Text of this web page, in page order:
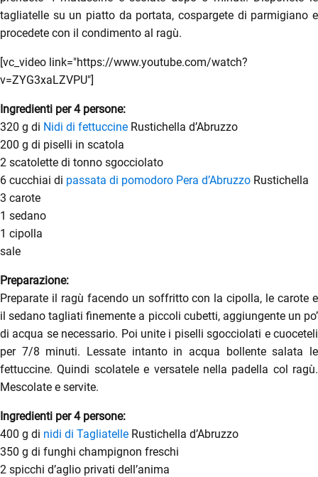
tagliatelle su un piatto da portata, cospargete di parmigiano e
procedete con il condimento al ragù.
[vc_video link="https://www.youtube.com/watch?
v=ZYG3xaLZVPU"]
Ingredienti per 4 persone:
320 g di Nidi di fettuccine Rustichella d’Abruzzo
200 g di piselli in scatola
2 scatolette di tonno sgocciolato
6 cucchiai di passata di pomodoro Pera d’Abruzzo Rustichella
3 carote
1 sedano
1 cipolla
sale
Preparazione:
Preparate il ragù facendo un soffritto con la cipolla, le carote e
il sedano tagliati finemente a piccoli cubetti, aggiungente un po’
di acqua se necessario. Poi unite i piselli sgocciolati e cuoceteli
per 7/8 minuti. Lessate intanto in acqua bollente salata le
fettuccine. Quindi scolatele e versatele nella padella col ragù.
Mescolate e servite.
Ingredienti per 4 persone:
400 g di nidi di Tagliatelle Rustichella d’Abruzzo
350 g di funghi champignon freschi
2 spicchi d’aglio privati dell’anima